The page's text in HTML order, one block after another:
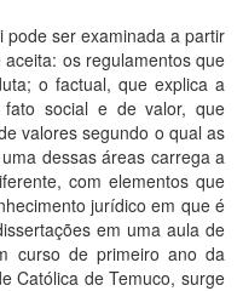
pode ser examinada a partir
os regulamentos que
o factual, que explica a
social e de valor, que
valores segundo o qual as
dessas áreas carrega a
com elementos que
jurídico em que é
em uma aula de
curso de primeiro ano da
Católica de Temuco, surge